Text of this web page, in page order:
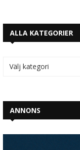
ALLA KATEGORIER
ANNONS